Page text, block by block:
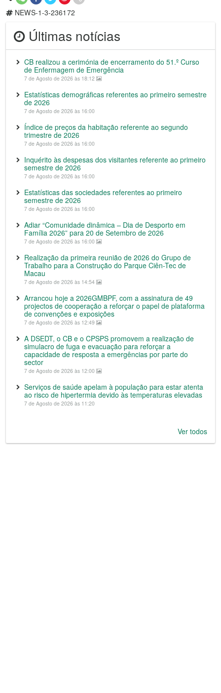
NEWS-1-3-236172
Últimas notícias
CB realizou a cerimónia de encerramento do 51.º Curso
de Enfermagem de Emergência
7 de Agosto de 2026 às 18:12
Estatísticas demográficas referentes ao primeiro semestre
de 2026
7 de Agosto de 2026 às 16:00
Índice de preços da habitação referente ao segundo
trimestre de 2026
7 de Agosto de 2026 às 16:00
Inquérito às despesas dos visitantes referente ao primeiro
semestre de 2026
7 de Agosto de 2026 às 16:00
Estatísticas das sociedades referentes ao primeiro
semestre de 2026
7 de Agosto de 2026 às 16:00
Adiar “Comunidade dinâmica – Dia de Desporto em
Família 2026” para 20 de Setembro de 2026
7 de Agosto de 2026 às 16:00
Realização da primeira reunião de 2026 do Grupo de
Trabalho para a Construção do Parque Ciên-Tec de
Macau
7 de Agosto de 2026 às 14:54
Arrancou hoje a 2026GMBPF, com a assinatura de 49
projectos de cooperação a reforçar o papel de plataforma
de convenções e exposições
7 de Agosto de 2026 às 12:49
A DSEDT, o CB e o CPSPS promovem a realização de
simulacro de fuga e evacuação para reforçar a
capacidade de resposta a emergências por parte do
sector
7 de Agosto de 2026 às 12:00
Serviços de saúde apelam à população para estar atenta
ao risco de hipertermia devido às temperaturas elevadas
7 de Agosto de 2026 às 11:20
Ver todos